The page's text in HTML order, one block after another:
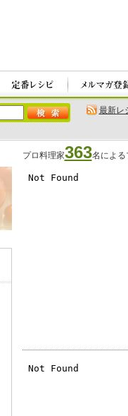
最新レ
プロ料理家363名による